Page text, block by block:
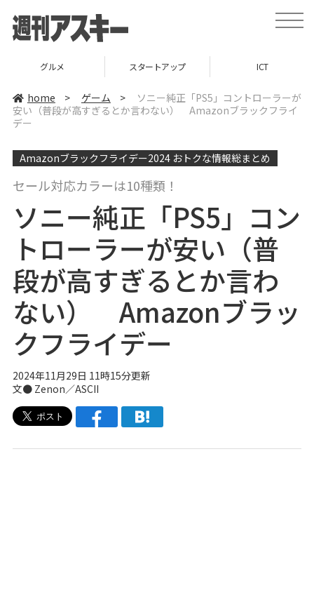
t
o
v
i
グルメ スタートアップ ICT
home > ゲーム >
ソニー純正「PS5」コントローラーが
安い（普段が高すぎるとか言わない） Amazonブラックフライ
デー
Amazonブラックフライデー2024 おトクな情報総まとめ
セール対応カラーは10種類！
ソニー純正「PS5」コン
トローラーが安い（普
段が高すぎるとか言わ
ない） Amazonブラッ
クフライデー
2024年11月29日 11時15分更新
文● Zenon／ASCII